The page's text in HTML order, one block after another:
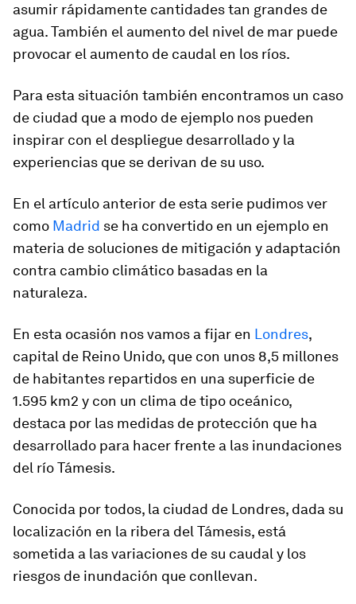
asumir rápidamente cantidades tan grandes de
agua. También el aumento del nivel de mar puede
provocar el aumento de caudal en los ríos.
Para esta situación también encontramos un caso
de ciudad que a modo de ejemplo nos pueden
inspirar con el despliegue desarrollado y la
experiencias que se derivan de su uso.
En el artículo anterior de esta serie pudimos ver
como Madrid se ha convertido en un ejemplo en
materia de soluciones de mitigación y adaptación
contra cambio climático basadas en la
naturaleza.
En esta ocasión nos vamos a fijar en Londres,
capital de Reino Unido, que con unos 8,5 millones
de habitantes repartidos en una superficie de
1.595 km2 y con un clima de tipo oceánico,
destaca por las medidas de protección que ha
desarrollado para hacer frente a las inundaciones
del río Támesis.
Conocida por todos, la ciudad de Londres, dada su
localización en la ribera del Támesis, está
sometida a las variaciones de su caudal y los
riesgos de inundación que conllevan.